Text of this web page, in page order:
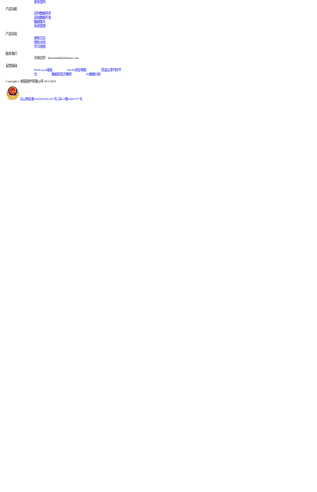
更多案例
产品功能
实时数据同步
高效数据开发
数据服务
系统管理
产品动态
更新日志
帮助文档
学习视频
联系我们
市场合作：finedatalink@fanruan.com
友情链接
FineReport报表
FineBI商业智能
简道云零代码平
台
数据库知识教程 BI数据分析
Copyright © 帆软软件有限公司 2015-2026
苏公网安备32020502001567号 苏ICP备18065767号